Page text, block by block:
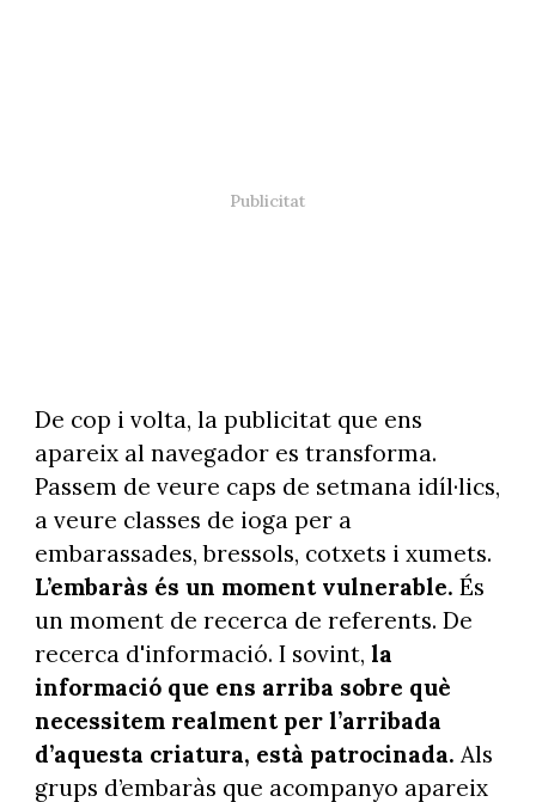
De cop i volta, la publicitat que ens
apareix al navegador es transforma.
Passem de veure caps de setmana idíl·lics,
a veure classes de ioga per a
embarassades, bressols, cotxets i xumets.
L’embaràs és un moment vulnerable. És
un moment de recerca de referents. De
recerca d'informació. I sovint, la
informació que ens arriba sobre què
necessitem realment per l’arribada
d’aquesta criatura, està patrocinada. Als
grups d’embaràs que acompanyo apareix